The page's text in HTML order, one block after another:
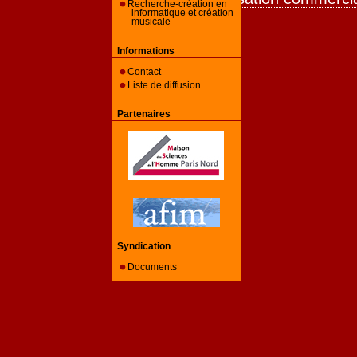
Recherche-création en
informatique et création
musicale
Informations
Contact
Liste de diffusion
Partenaires
Syndication
Documents